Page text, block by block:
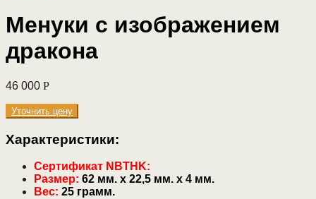
Менуки с изображением
дракона
46 000 Р
Уточнить цену
Характеристики:
Сертификат NBTHK:
Размер: 62 мм. х 22,5 мм. х 4 мм.
Вес: 25 грамм.